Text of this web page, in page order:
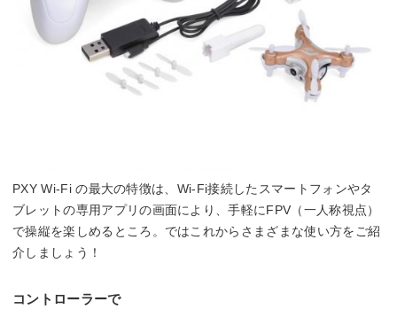
PXY Wi-Fi の最大の特徴は、Wi-Fi接続したスマートフォンやタ
ブレットの専用アプリの画面により、手軽にFPV（一人称視点）
で操縦を楽しめるところ。ではこれからさまざまな使い方をご紹
介しましょう！
コントローラーで